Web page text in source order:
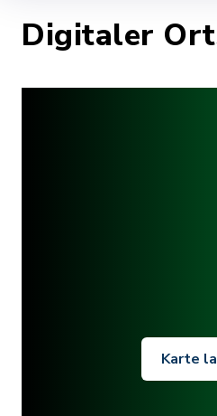
Digitaler
Karte